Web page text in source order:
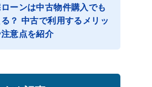
ーンは中古物件購入でも
？ 中古で利用するメリッ
注意点を紹介